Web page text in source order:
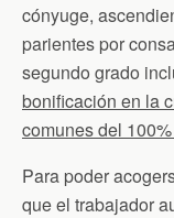
cónyuge,
parientes por
segundo grado
bonificación en la
comunes del
Para poder
que el trabajador